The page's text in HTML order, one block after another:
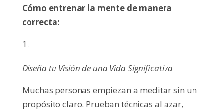
Cómo entrenar la mente de manera
correcta:
Diseña tu Visión de una Vida Significativa
Muchas personas empiezan a meditar sin un
propósito claro. Prueban técnicas al azar,